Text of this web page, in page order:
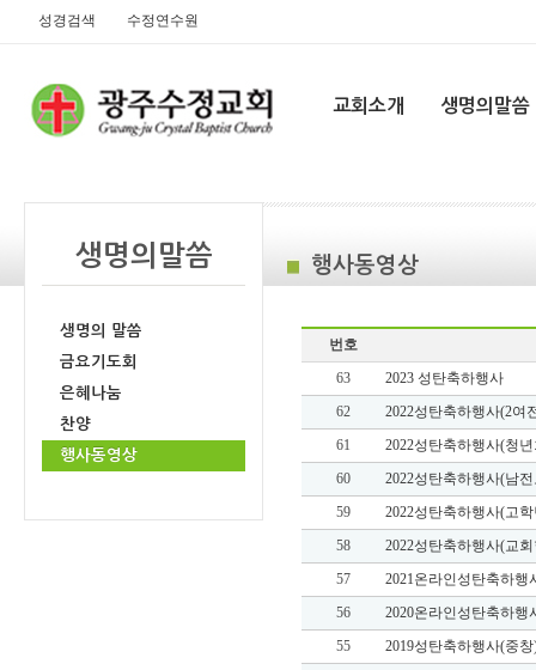
성경검색 수정연수원
교회소개 생명의말씀
생명의말씀
생명의 말씀
금요기도회
은혜나눔
찬양
행사동영상
행사동영상
번호
63
2023 성탄축하행사
62
2022성탄축하행사(2여
61
2022성탄축하행사(청
60
2022성탄축하행사(남
59
2022성탄축하행사(고
58
2022성탄축하행사(교
57
2021온라인성탄축하행
56
2020온라인성탄축하행
55
2019성탄축하행사(중창